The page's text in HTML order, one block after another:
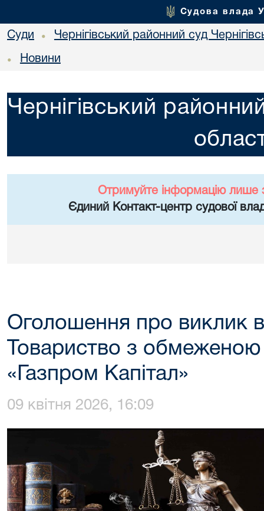
Судова влада
Суди • Чернігівський районний суд
• Новини
Чернігівський
Отримуйте інформацію лише
Єдиний Контакт-центр судової
Оголошення про виклик
Товариство з обмеженою
«Газпром Капітал»
09 квітня 2026, 16:09